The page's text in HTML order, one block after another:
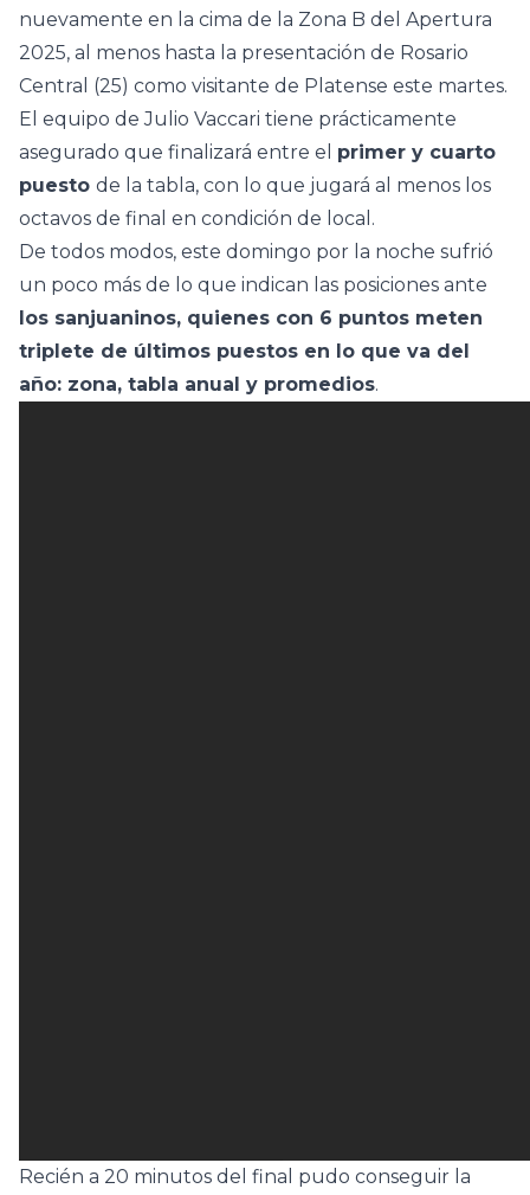
nuevamente en la cima de la Zona B del Apertura
2025, al menos hasta la presentación de Rosario
Central (25) como visitante de Platense este martes.
El equipo de Julio Vaccari tiene prácticamente
asegurado que finalizará entre el primer y cuarto
puesto de la tabla, con lo que jugará al menos los
octavos de final en condición de local.
De todos modos, este domingo por la noche sufrió
un poco más de lo que indican las posiciones ante
los sanjuaninos, quienes con 6 puntos meten
triplete de últimos puestos en lo que va del
año: zona, tabla anual y promedios.
Recién a 20 minutos del final pudo conseguir la